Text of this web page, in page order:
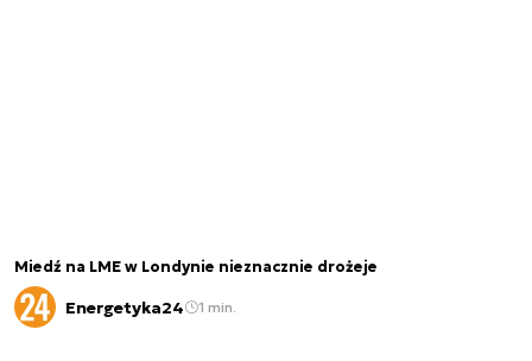
Miedź na LME w Londynie nieznacznie drożeje
Energetyka24 1 min.